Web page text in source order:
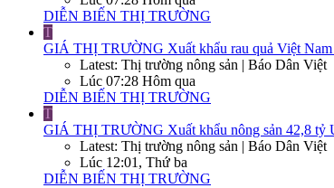
DIỄN BIẾN THỊ TRƯỜNG
T
GIÁ THỊ TRƯỜNG Xuất khẩu rau quả Việt
Latest: Thị trường nông sản | Báo Dân Việt
Lúc 07:28 Hôm qua
DIỄN BIẾN THỊ TRƯỜNG
T
GIÁ THỊ TRƯỜNG Xuất khẩu nông sản 42,8 tỷ
Latest: Thị trường nông sản | Báo Dân Việt
Lúc 12:01, Thứ ba
DIỄN BIẾN THỊ TRƯỜNG